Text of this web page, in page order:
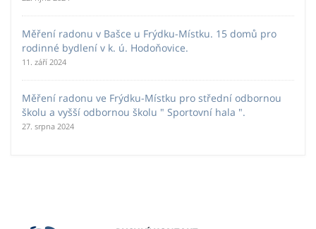
Měření radonu v Bašce u Frýdku-Místku. 15 domů pro
rodinné bydlení v k. ú. Hodoňovice.
11. září 2024
Měření radonu ve Frýdku-Místku pro střední odbornou
školu a vyšší odbornou školu " Sportovní hala ".
27. srpna 2024